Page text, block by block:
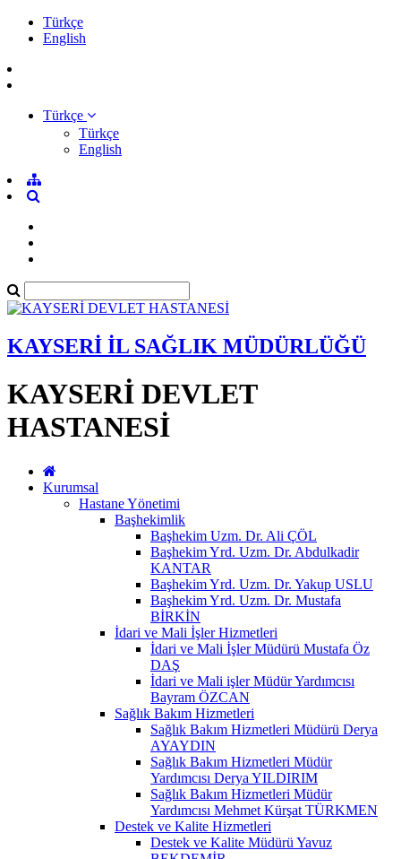
Türkçe
English
Türkçe
Türkçe
English
KAYSERİ İL SAĞLIK MÜDÜRLÜĞÜ
KAYSERİ DEVLET
HASTANESİ
Kurumsal
Hastane Yönetimi
Başhekimlik
Başhekim Uzm. Dr. Ali ÇÖL
Başhekim Yrd. Uzm. Dr. Abdulkadir
KANTAR
Başhekim Yrd. Uzm. Dr. Yakup USLU
Başhekim Yrd. Uzm. Dr. Mustafa
BİRKİN
İdari ve Mali İşler Hizmetleri
İdari ve Mali İşler Müdürü Mustafa Öz
DAŞ
İdari ve Mali işler Müdür Yardımcısı
Bayram ÖZCAN
Sağlık Bakım Hizmetleri
Sağlık Bakım Hizmetleri Müdürü Derya
AYAYDIN
Sağlık Bakım Hizmetleri Müdür
Yardımcısı Derya YILDIRIM
Sağlık Bakım Hizmetleri Müdür
Yardımcısı Mehmet Kürşat TÜRKMEN
Destek ve Kalite Hizmetleri
Destek ve Kalite Müdürü Yavuz